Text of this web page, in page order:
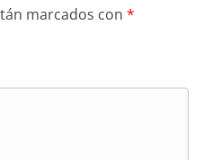
marcados con *